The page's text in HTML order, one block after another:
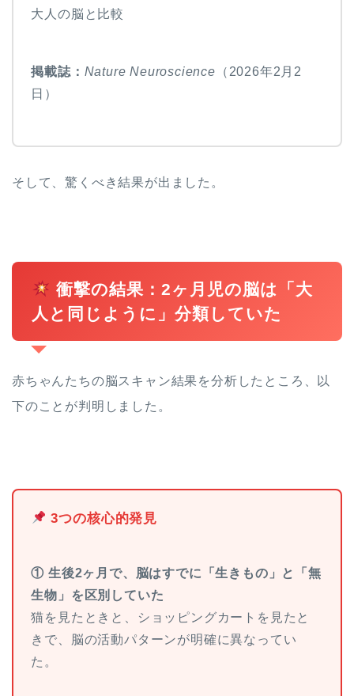
大人の脳と比較
掲載誌： Nature Neuroscience （2026年2月2
日）
そして、驚くべき結果が出ました。
衝撃の結果：2ヶ月児の脳は「大
人と同じように」分類していた
赤ちゃんたちの脳スキャン結果を分析したところ、以
下のことが判明しました。
3つの核心的発見
① 生後2ヶ月で、脳はすでに「生きもの」と「無
生物」を区別していた
猫を見たときと、ショッピングカートを見たと
きで、脳の活動パターンが明確に異なってい
た。